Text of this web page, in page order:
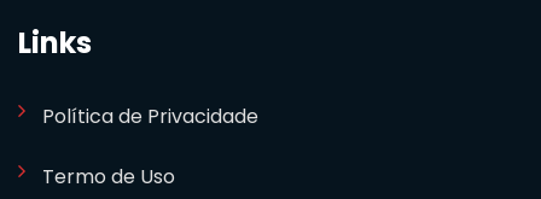
Links
Política de Privacidade
Termo de Uso